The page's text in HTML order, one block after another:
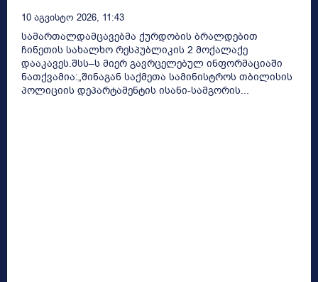
10 Აგვისტო 2026, 11:43
სამართალდამცავებმა ქურდობის ბრალდებით
ჩინეთის სახალხო რესპუბლიკის 2 მოქალაქე
დააკავეს.შსს–ს მიერ გავრცელებულ ინფორმაციაში
ნათქვამია:„შინაგან საქმეთა სამინისტროს თბილისის
პოლიციის დეპარტამენტის ისანი-სამგორის...